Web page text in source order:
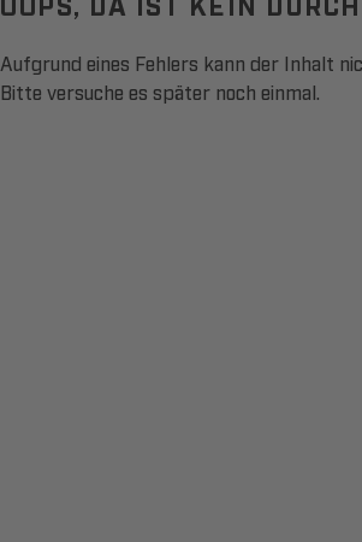
Aufgrund eines Fehlers kann der Inhalt
Bitte versuche es später noch einmal.